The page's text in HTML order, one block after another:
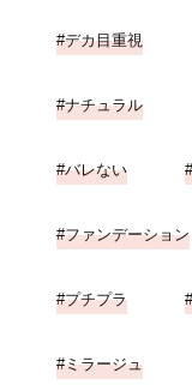
デカ目重視
ナチュラル
バレない
ファンデーション
プチプラ
ミラージュ